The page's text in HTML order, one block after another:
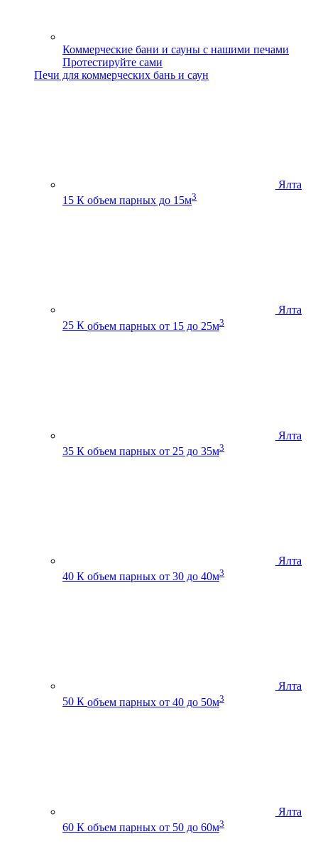
Коммерческие бани и сауны с нашими печами
Протестируйте сами
Печи для коммерческих бань и саун
Ялта
15 К объем парных до 15м3
Ялта
25 К объем парных от 15 до 25м3
Ялта
35 К объем парных от 25 до 35м3
Ялта
40 К объем парных от 30 до 40м3
Ялта
50 К объем парных от 40 до 50м3
Ялта
60 К объем парных от 50 до 60м3